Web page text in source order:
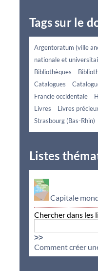
Tags sur le
Argentoratum (ville
nationale et
Bibliothèques
Catalogues
Francie occidentale
Livres
Livres
Strasbourg (Bas-Rhin)
Listes
Capitale
Chercher dans les
>>
Comment créer